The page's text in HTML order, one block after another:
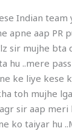
Indian team
apne aap PR
sir mujhe bta
hu ..mere
ke liye kese
toh mujhe
sir aap
ko taiyar hu